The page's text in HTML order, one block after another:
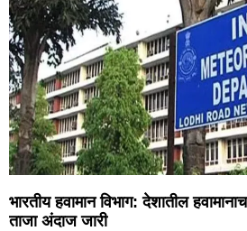
भारतीय हवामान विभाग: देशातील
ताजा अंदाज जारी